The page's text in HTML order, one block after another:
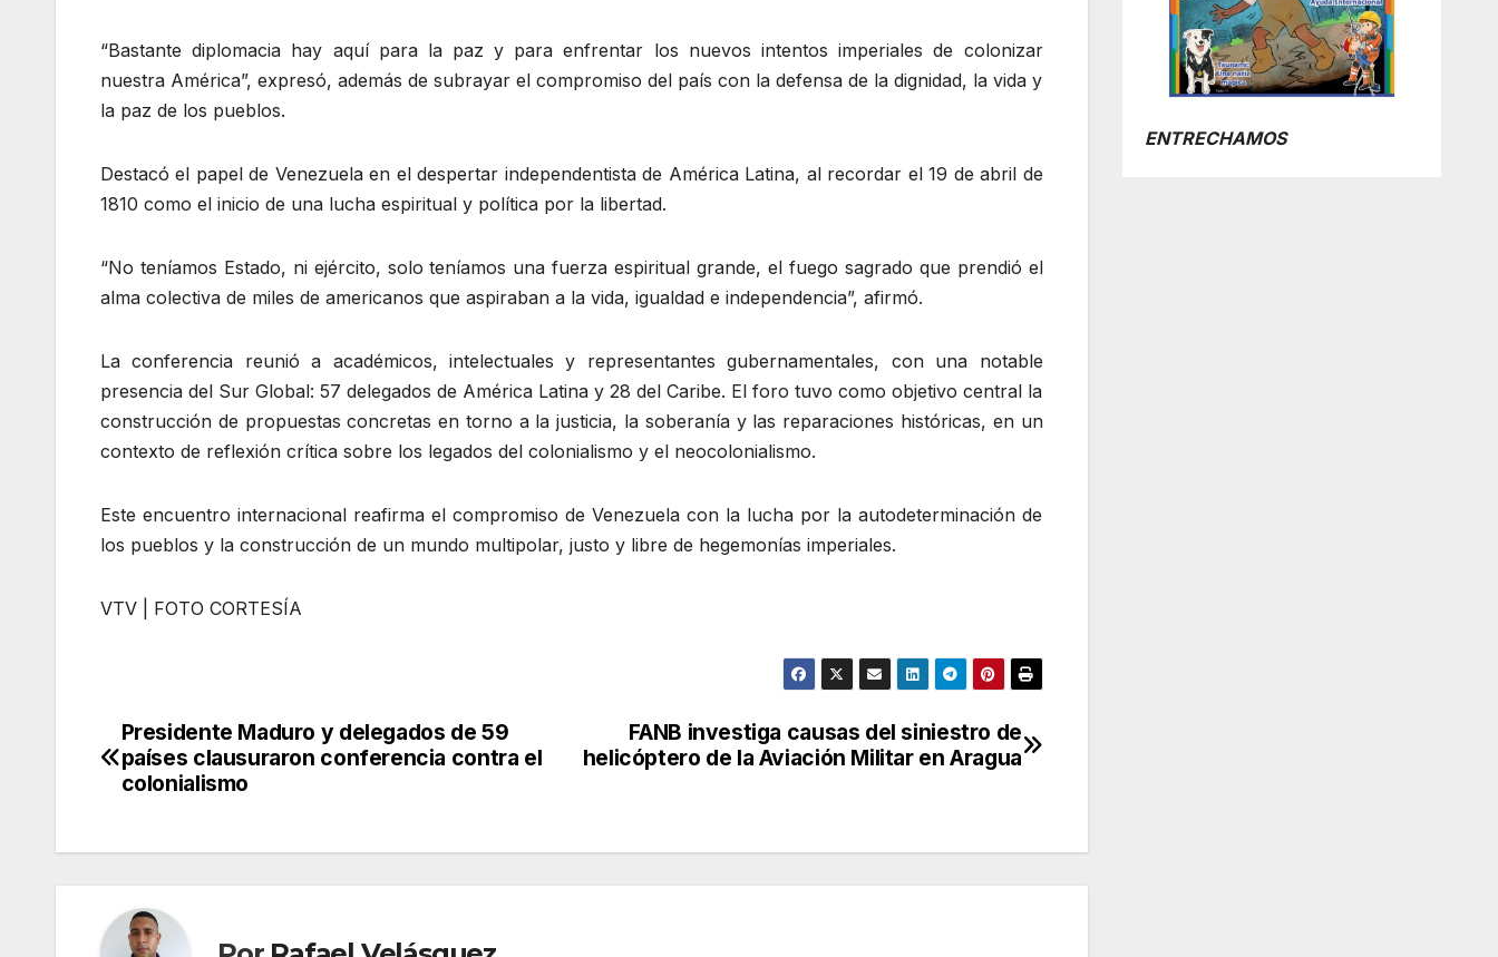
“Bastante diplomacia hay aquí para la paz y para enfrentar los nuevos intentos imperiales de colonizar
nuestra América”, expresó, además de subrayar el compromiso del país con la defensa de la dignidad, la vida y
la paz de los pueblos.
Destacó el papel de Venezuela en el despertar independentista de América Latina, al recordar el 19 de abril de
1810 como el inicio de una lucha espiritual y política por la libertad.
“No teníamos Estado, ni ejército, solo teníamos una fuerza espiritual grande, el fuego sagrado que prendió el
alma colectiva de miles de americanos que aspiraban a la vida, igualdad e independencia”, afirmó.
La conferencia reunió a académicos, intelectuales y representantes gubernamentales, con una notable
presencia del Sur Global: 57 delegados de América Latina y 28 del Caribe. El foro tuvo como objetivo central la
construcción de propuestas concretas en torno a la justicia, la soberanía y las reparaciones históricas, en un
contexto de reflexión crítica sobre los legados del colonialismo y el neocolonialismo.
Este encuentro internacional reafirma el compromiso de Venezuela con la lucha por la autodeterminación de
los pueblos y la construcción de un mundo multipolar, justo y libre de hegemonías imperiales.
VTV | FOTO CORTESÍA
Navegación
de
FANB investiga causas del siniestro de
helicóptero de la Aviación Militar en Aragua
Presidente Maduro y delegados de 59
países clausuraron conferencia contra el
colonialismo
ENTRECHAMOS